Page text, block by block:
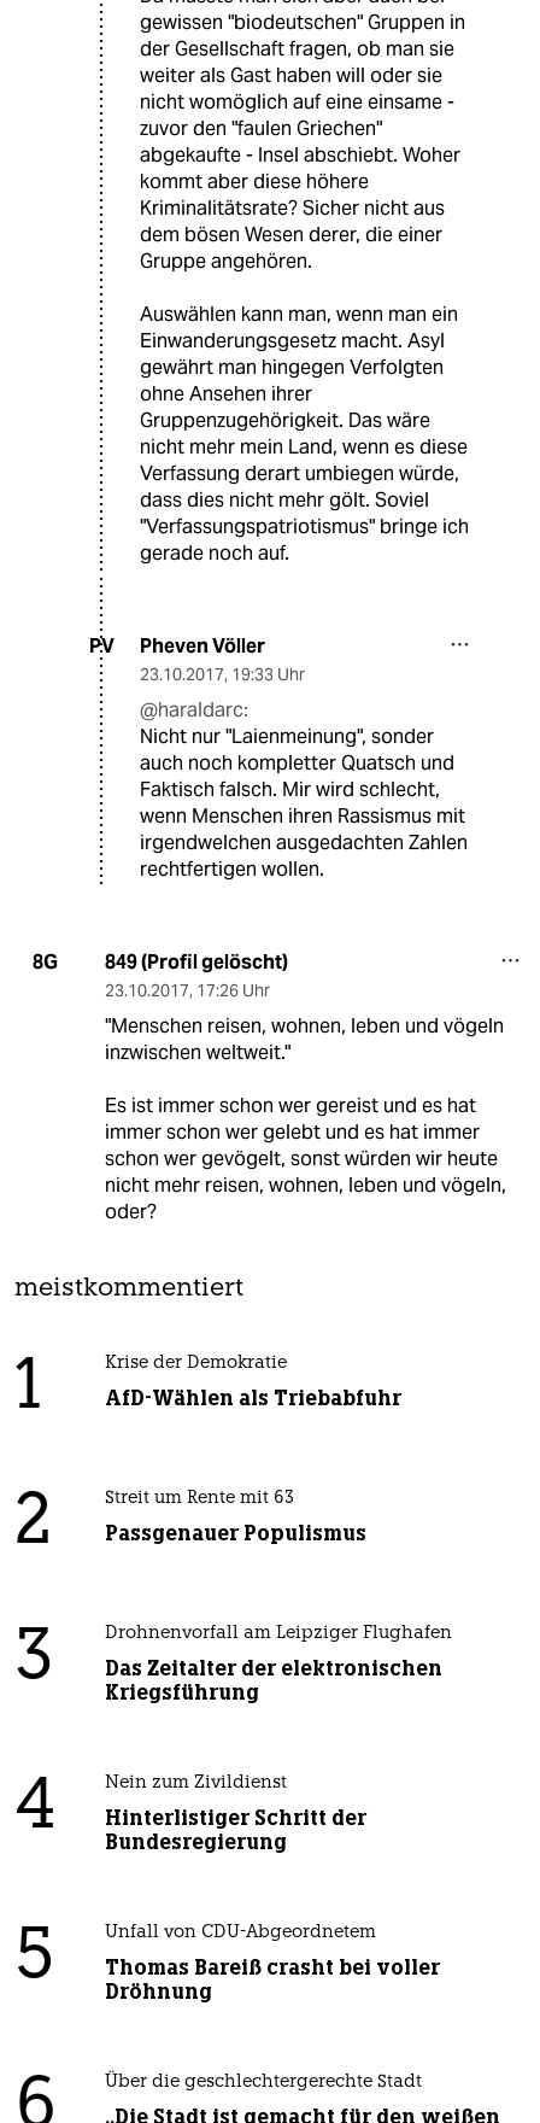
gewissen "biodeutschen" Gruppen in
der Gesellschaft fragen, ob man sie
weiter als Gast haben will oder sie
nicht womöglich auf eine einsame -
zuvor den "faulen Griechen"
abgekaufte - Insel abschiebt. Woher
kommt aber diese höhere
Kriminalitätsrate? Sicher nicht aus
dem bösen Wesen derer, die einer
Gruppe angehören.
Auswählen kann man, wenn man ein
Einwanderungsgesetz macht. Asyl
gewährt man hingegen Verfolgten
ohne Ansehen ihrer
Gruppenzugehörigkeit. Das wäre
nicht mehr mein Land, wenn es diese
Verfassung derart umbiegen würde,
dass dies nicht mehr gölt. Soviel
"Verfassungspatriotismus" bringe ich
gerade noch auf.
PV Pheven Völler
23.10.2017, 19:33 Uhr
@haraldarc:
Nicht nur "Laienmeinung", sonder
auch noch kompletter Quatsch und
Faktisch falsch. Mir wird schlecht,
wenn Menschen ihren Rassismus mit
irgendwelchen ausgedachten Zahlen
rechtfertigen wollen.
8G 849 (Profil gelöscht)
23.10.2017, 17:26 Uhr
"Menschen reisen, wohnen, leben und vögeln
inzwischen weltweit."
Es ist immer schon wer gereist und es hat
immer schon wer gelebt und es hat immer
schon wer gevögelt, sonst würden wir heute
nicht mehr reisen, wohnen, leben und vögeln,
oder?
meistkommentiert
1 Krise der Demokratie
AfD-Wählen als Triebabfuhr
2 Streit um Rente mit 63
Passgenauer Populismus
3 Drohnenvorfall am Leipziger Flughafen
Das Zeitalter der elektronischen
Kriegsführung
4 Nein zum Zivildienst
Hinterlistiger Schritt der
Bundesregierung
5 Unfall von CDU-Abgeordnetem
Thomas Bareiß crasht bei voller
Dröhnung
6 Über die geschlechtergerechte Stadt
„Die Stadt ist gemacht für den weißen